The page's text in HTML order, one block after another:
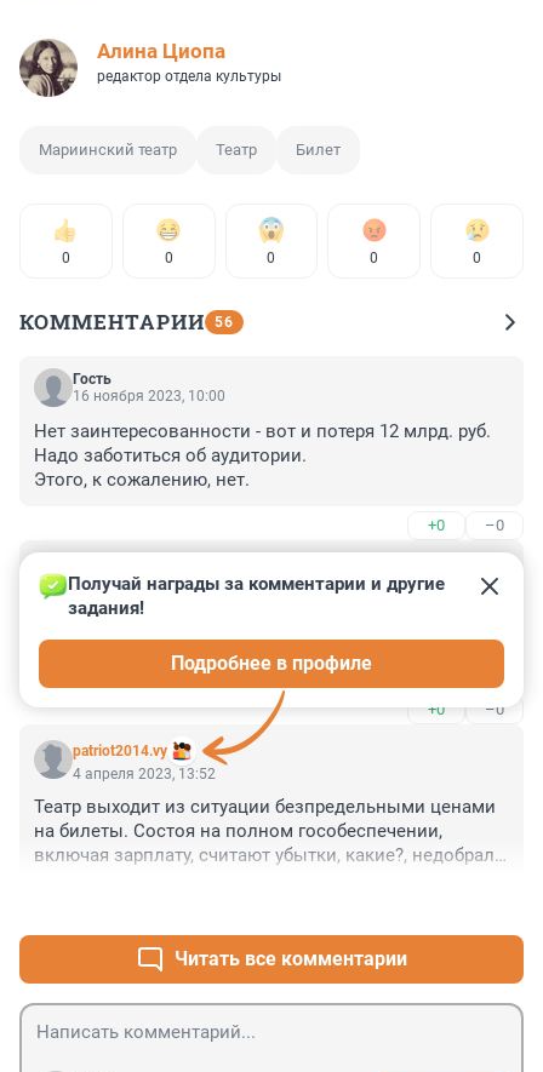
Алина Циопа
редактор отдела культуры
Мариинский театр Театр Билет
0 0 0 0 0
КОММЕНТАРИИ 56
Гость
16 ноября 2023, 10:00
Нет заинтересованности - вот и потеря 12 млрд. руб.
Надо заботиться об аудитории.
Этого, к сожалению, нет.
+0 –0
4 апреля 2023, 22:36
Мечтаю сходить в Мариинский. Живу рядом. До 2020
ходила раз 5-10 в году. Всегда водила гостей города.
Сейчас цена билетов неадекватна зарплатам
россиян. Для кого этот театр, какая его целевая
аудитория?
+0 –0
patriot2014.vy
Получай награды за комментарии и другие
задания!
Подробнее в профиле
4 апреля 2023, 13:52
Театр выходит из ситуации безпредельными ценами
на билеты. Состоя на полном гособеспечении,
включая зарплату, считают убытки, какие?, недобрали
Читать все комментарии